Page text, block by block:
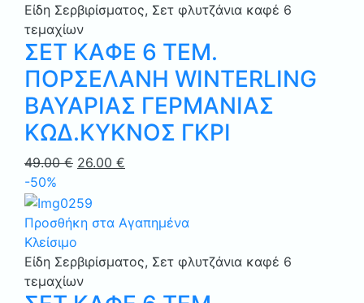
Είδη Σερβιρίσματος, Σετ φλυτζάνια καφέ 6
τεμαχίων
ΣΕΤ ΚΑΦΕ 6 ΤΕΜ.
ΠΟΡΣΕΛΑΝΗ WINTERLING
ΒΑΥΑΡΙΑΣ ΓΕΡΜΑΝΙΑΣ
ΚΩΔ.ΚΥΚΝΟΣ ΓΚΡΙ
49.00€ Original
was:
49.00 €.
26.00 €
είναι:
-50%
Προσθήκη στα Αγαπημένα
Κλείσιμο
Είδη Σερβιρίσματος, Σετ φλυτζάνια καφέ 6
τεμαχίων